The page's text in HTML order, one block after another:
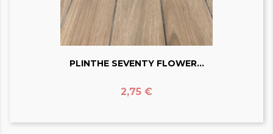
PLINTHE SEVENTY FLOWER...
Prix
2,75 €